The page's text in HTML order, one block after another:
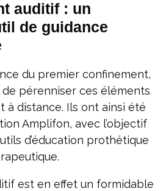
auditif : un
de guidance
du premier confinement,
pérenniser ces éléments
à distance. Ils ont ainsi été
Amplifon, avec l’objectif
d’éducation prothétique
est en effet un formidable